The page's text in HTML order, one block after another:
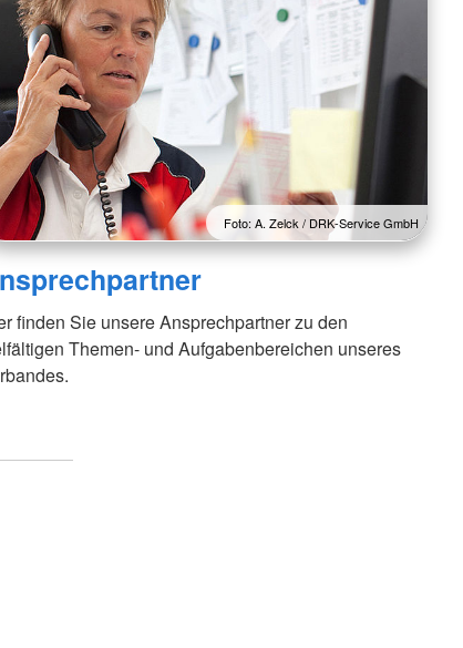
Foto: A. Zelck / DRK-Service GmbH
finden Sie unsere Ansprechpartner zu den
Themen- und Aufgabenbereichen unseres